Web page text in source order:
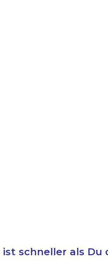
schneller als Du